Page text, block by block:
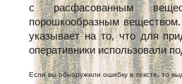
с расфасованным
порошкообразным
указывает на то, что для
оперативники использовали
Если вы обнаружили ошибку в тексте, то